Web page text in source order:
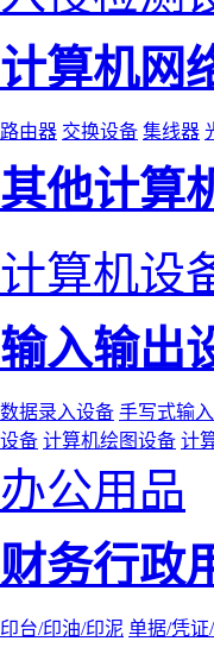
计算机网
路由器 交换设备 集线器
其他计算
计算机设
输入输出
数据录入设备 手写式输
设备 计算机绘图设备 计
办公用品
财务行政
印台/印油/印泥 单据/凭证